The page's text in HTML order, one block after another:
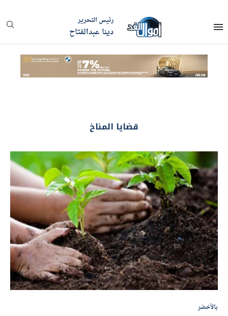
رئيس التحرير
دينا عبدالفتاح
قضايا المناخ
بالأخضر